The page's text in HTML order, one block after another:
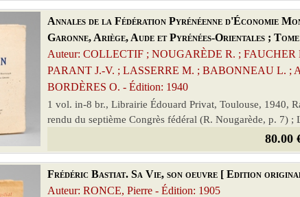
Annales de la Fédération Pyrénéenne d'Économie
Garonne, Ariège, Aude et Pyrénées-Orientales ;
Auteur: COLLECTIF ; NOUGARÈDE R. ; FAUCHER
PARANT J.-V. ; LASSERRE M. ; BABONNEAU L. ;
BORDÈRES O. - Édition: 1940
1 vol. in-8 br., Librairie Édouard Privat, Toulouse, 1940,
rendu du septième Congrès fédéral (R. Nougarède, p. 7) ;
80.00
Frédéric Bastiat. Sa Vie, son oeuvre [ Edition
Auteur: RONCE, Pierre - Édition: 1905